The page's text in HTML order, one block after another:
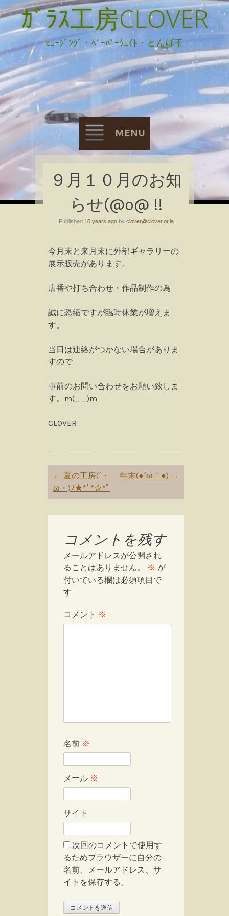
ｶﾞﾗｽ工房CLOVER
ﾋｭｰｼﾞﾝｸﾞ・ﾍﾟｰﾊﾟｰｳｪｲﾄ・とんぼ玉
MENU
Skip
to
content
９月１０月のお知
らせ(@o@ !!
Published 10 years agoby clover@clover.or.la
今月末と来月末に外部ギャラリーの
展示販売があります。
店番や打ち合わせ・作品制作の為
誠に恐縮ですが臨時休業が増えま
す。
当日は連絡がつかない場合がありま
すので
事前のお問い合わせをお願い致しま
す。m(__)m
CLOVER
Post
navigation
← 夏の工房(´・
ω・)ﾉ★*ﾟ*☆*ﾟ
年末(●´ω｀●) →
コメントを残す
メールアドレスが公開され
ることはありません。
※ が
付いている欄は必須項目で
す
コメント ※
名前 ※
メール ※
サイト
次回のコメントで使用す
るためブラウザーに自分の
名前、メールアドレス、サ
イトを保存する。